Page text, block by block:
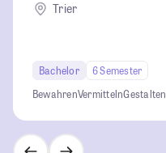
Trier
Bachelor
6 Semester
BewahrenVermittelnGestalten